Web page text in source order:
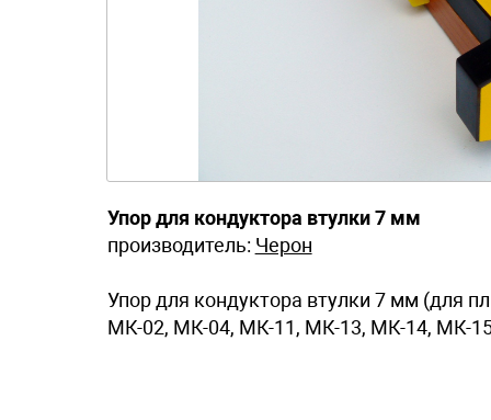
Упор для кондуктора втулки 7 мм
производитель: Черон
Упор для кондуктора втулки 7 мм (для
МК-02, МК-04, МК-11, МК-13, МК-14, МК-